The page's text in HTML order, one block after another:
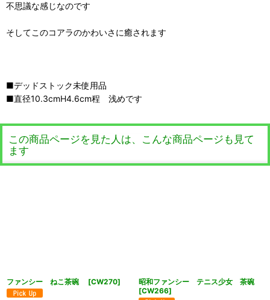
不思議な感じなのです
そしてこのコアラのかわいさに癒されます
■デッドストック未使用品
■直径10.3cmH4.6cm程 浅めです
この商品ページを見た人は、こんな商品ページも見て
ます
ファンシー ねこ茶碗 [CW270]
昭和ファンシー テニス少女 茶碗
[CW266]